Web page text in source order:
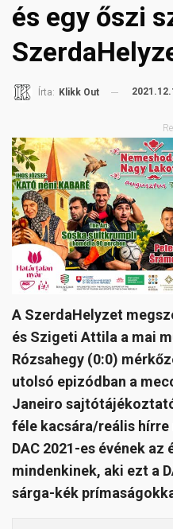
és egy őszi
Írta: Klikk Out
A SzerdaHelyzet
és Szigeti Attila a mai
Rózsahegy (0:0)
utolsó epizódban a
Janeiro
féle kacsára/reális hírre
DAC 2021-es évének
mindenkinek, aki ezt a
sárga-kék